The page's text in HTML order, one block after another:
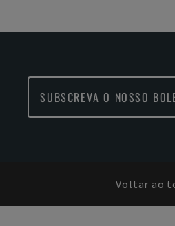
SUBSCREVA O NOSSO
Voltar ao